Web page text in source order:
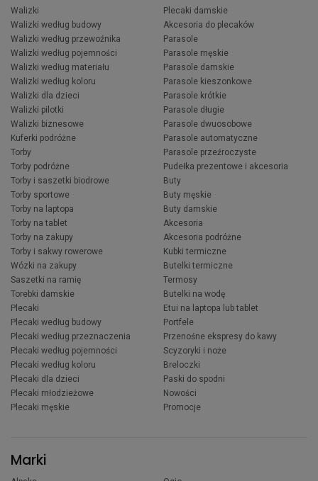
Walizki
Walizki według budowy
Walizki według przewoźnika
Walizki według pojemności
Walizki według materiału
Walizki według koloru
Walizki dla dzieci
Walizki pilotki
Walizki biznesowe
Kuferki podróżne
Torby
Torby podróżne
Torby i saszetki biodrowe
Torby sportowe
Torby na laptopa
Torby na tablet
Torby na zakupy
Torby i sakwy rowerowe
Wózki na zakupy
Saszetki na ramię
Torebki damskie
Plecaki
Plecaki według budowy
Plecaki według przeznaczenia
Plecaki według pojemności
Plecaki według koloru
Plecaki dla dzieci
Plecaki młodzieżowe
Plecaki męskie
Plecaki damskie
Akcesoria do plecaków
Parasole
Parasole męskie
Parasole damskie
Parasole kieszonkowe
Parasole krótkie
Parasole długie
Parasole dwuosobowe
Parasole automatyczne
Parasole przeźroczyste
Pudełka prezentowe i akcesoria
Buty
Buty męskie
Buty damskie
Akcesoria
Akcesoria podróżne
Kubki termiczne
Butelki termiczne
Termosy
Butelki na wodę
Etui na laptopa lub tablet
Portfele
Przenośne ekspresy do kawy
Scyzoryki i noże
Breloczki
Paski do spodni
Nowości
Promocje
Marki